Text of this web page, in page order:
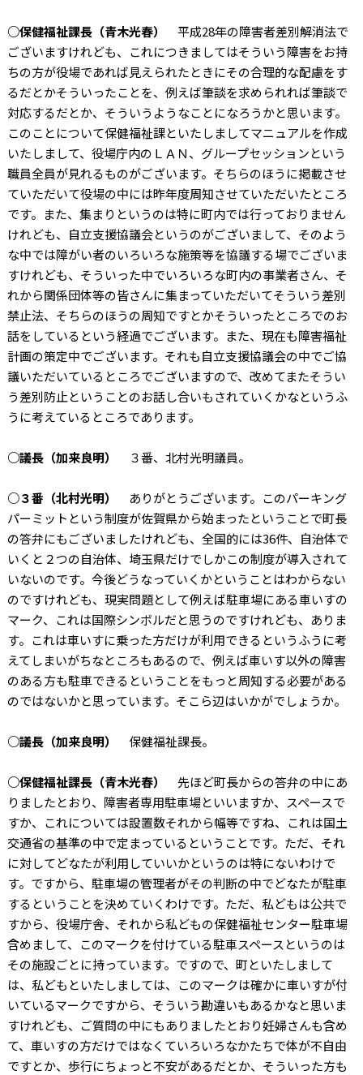
○保健福祉課長（青木光春）
平成28年の障害者差別解消法で
ございますけれども、これにつきましてはそういう障害をお持
ちの方が役場であれば見えられたときにその合理的な配慮をす
るだとかそういったことを、例えば筆談を求められれば筆談で
対応するだとか、そういうようなことになろうかと思います。
このことについて保健福祉課といたしましてマニュアルを作成
いたしまして、役場庁内のＬＡＮ、グループセッションという
職員全員が見れるものがございます。そちらのほうに掲載させ
ていただいて役場の中には昨年度周知させていただいたところ
です。また、集まりというのは特に町内では行っておりません
けれども、自立支援協議会というのがございまして、そのよう
な中では障がい者のいろいろな施策等を協議する場でございま
すけれども、そういった中でいろいろな町内の事業者さん、そ
れから関係団体等の皆さんに集まっていただいてそういう差別
禁止法、そちらのほうの周知ですとかそういったところでのお
話をしているという経過でございます。また、現在も障害福祉
計画の策定中でございます。それも自立支援協議会の中でご協
議いただいているところでございますので、改めてまたそうい
う差別防止ということのお話し合いもされていくかなというふ
うに考えているところであります。
○議長（加来良明） ３番、北村光明議員。
○３番（北村光明）
ありがとうございます。このパーキング
パーミットという制度が佐賀県から始まったということで町長
の答弁にもございましたけれども、全国的には36件、自治体で
いくと２つの自治体、埼玉県だけでしかこの制度が導入されて
いないのです。今後どうなっていくかということはわからない
のですけれども、現実問題として例えば駐車場にある車いすの
マーク、これは国際シンボルだと思うのですけれども、ありま
す。これは車いすに乗った方だけが利用できるというふうに考
えてしまいがちなところもあるので、例えば車いす以外の障害
のある方も駐車できるということをもっと周知する必要がある
のではないかと思っています。そこら辺はいかがでしょうか。
○議長（加来良明） 保健福祉課長。
○保健福祉課長（青木光春）
先ほど町長からの答弁の中にあ
りましたとおり、障害者専用駐車場といいますか、スペースで
すか、これについては設置数それから幅等ですね、これは国土
交通省の基準の中で定まっているということです。ただ、それ
に対してどなたが利用していいかというのは特にないわけで
す。ですから、駐車場の管理者がその判断の中でどなたが駐車
するということを決めていくわけです。ただ、私どもは公共で
すから、役場庁舎、それから私どもの保健福祉センター駐車場
含めまして、このマークを付けている駐車スペースというのは
その施設ごとに持っています。ですので、町といたしまして
は、私どもといたしましては、このマークは確かに車いすが付
いているマークですから、そういう勘違いもあるかなと思いま
すけれども、ご質問の中にもありましたとおり妊婦さんも含め
て、車いすの方だけではなくていろいろなかたちで体が不自由
ですとか、歩行にちょっと不安があるだとか、そういった方も